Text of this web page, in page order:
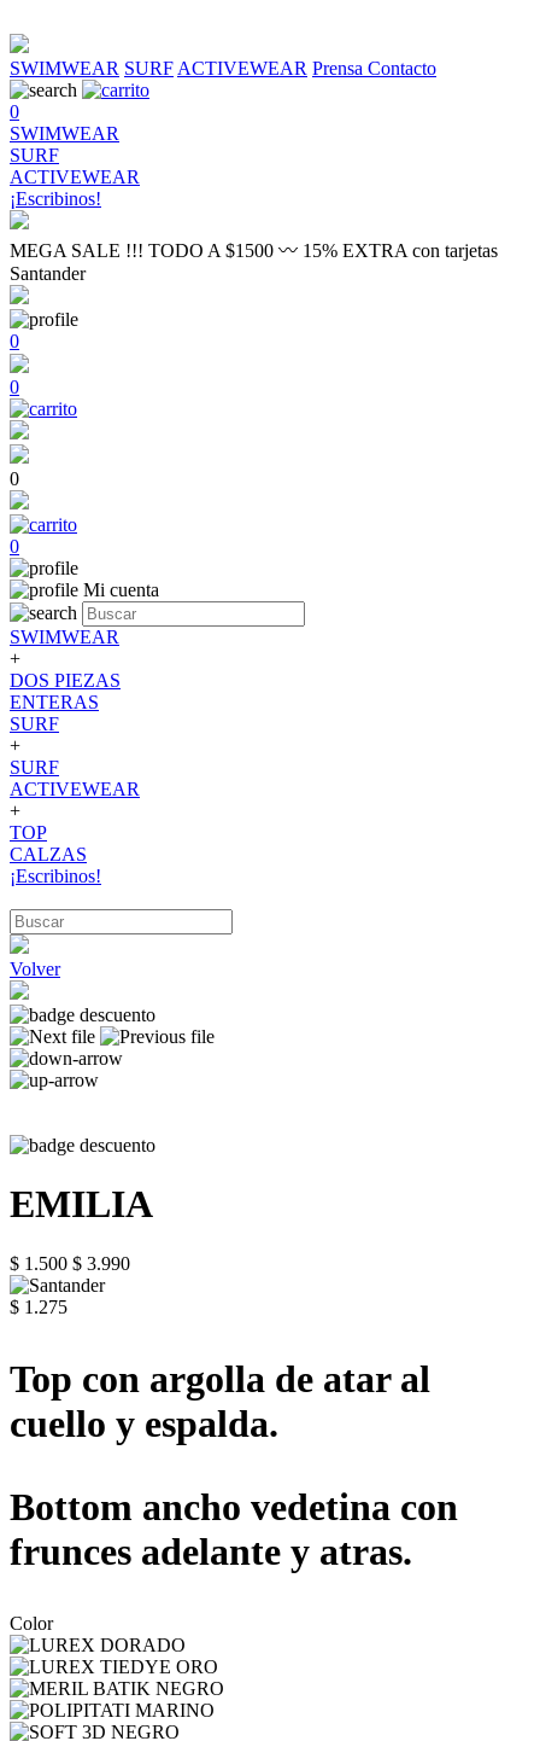
SWIMWEAR SURF ACTIVEWEAR Prensa Contacto
0
SWIMWEAR
SURF
ACTIVEWEAR
¡Escribinos!
MEGA SALE !!! TODO A $1500 〰 15% EXTRA con tarjetas
Santander
0
0
0
0
Mi cuenta
SWIMWEAR
+
DOS PIEZAS
ENTERAS
SURF
+
SURF
ACTIVEWEAR
+
TOP
CALZAS
¡Escribinos!
Volver
EMILIA
$ 1.500 $ 3.990
$ 1.275
Top con argolla de atar al
cuello y espalda.
Bottom ancho vedetina con
frunces adelante y atras.
Color